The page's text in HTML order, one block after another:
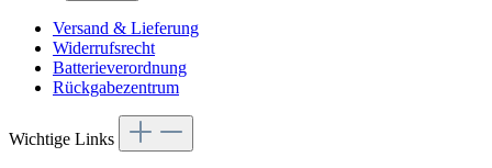
Versand & Lieferung
Widerrufsrecht
Batterieverordnung
Rückgabezentrum
Wichtige Links